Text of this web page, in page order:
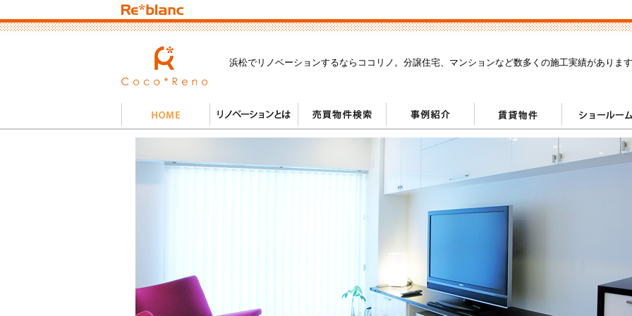
浜松でリノベーションするならココリノ。分譲住宅、マンションなど数多くの施工実績がありま